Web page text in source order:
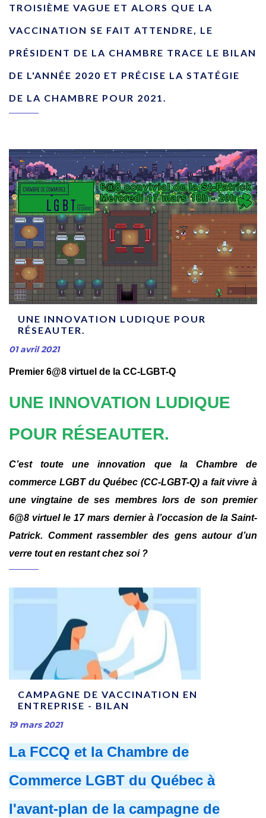
TROISIÈME VAGUE ET ALORS QUE LA
VACCINATION SE FAIT ATTENDRE, LE
PRÉSIDENT DE LA CHAMBRE TRACE LE BILAN
DE L'ANNÉE 2020 ET PRÉCISE LA STATÉGIE
DE LA CHAMBRE POUR 2021.
UNE INNOVATION LUDIQUE POUR
RÉSEAUTER.
01 avril 2021
Premier 6@8 virtuel de la CC-LGBT-Q
UNE INNOVATION LUDIQUE
POUR RÉSEAUTER.
C’est toute une innovation que la Chambre de
commerce LGBT du Québec (CC-LGBT-Q) a fait vivre à
une vingtaine de ses membres lors de son premier
6@8 virtuel le 17 mars dernier à l’occasion de la Saint-
Patrick. Comment rassembler des gens autour d’un
verre tout en restant chez soi ?
CAMPAGNE DE VACCINATION EN
ENTREPRISE - BILAN
19 mars 2021
La FCCQ et la Chambre de
Commerce LGBT du Québec à
l'avant-plan de la campagne de